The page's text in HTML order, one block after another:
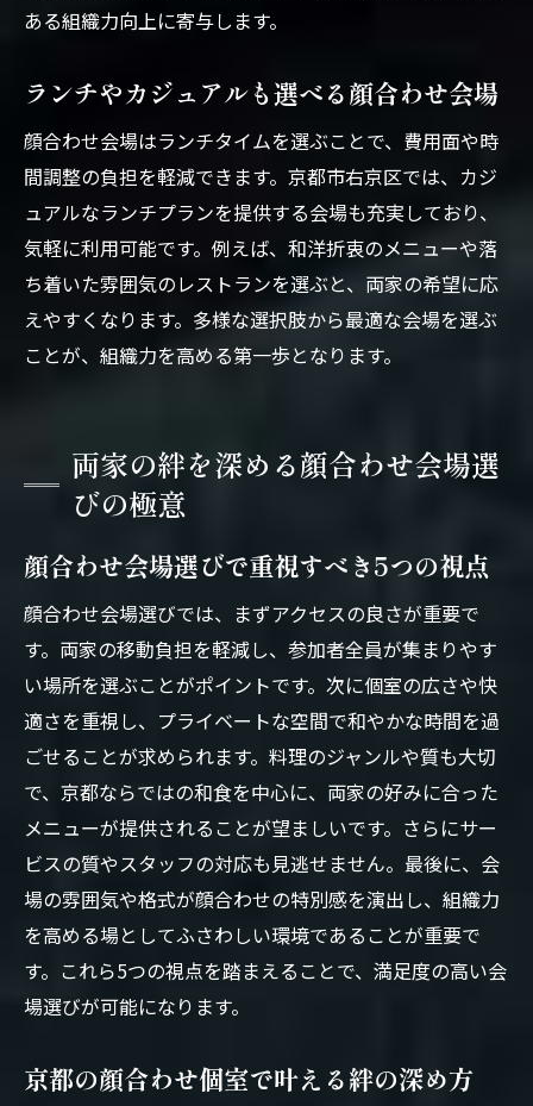
カジュアルプラン選択時の注意点とコツ
両家満足度が高い顔合わせプランの特徴
顔合わせで組織力を高めるプランの選定法
このエリアで理想の顔合わせを実現する方法
顔合わせで理想を叶える事前準備のポイン
ト
京都で両家が満足する顔合わせ実践術紹介
カジュアルにも対応できるエリアの魅力と
は
顔合わせ会場選びで迷わないためのヒント
理想の組織力を築く顔合わせの進め方
ある組織力向上に寄与します。
ランチやカジュアルも選べる顔合わせ会場
顔合わせ会場はランチタイムを選ぶことで、費用面や時
間調整の負担を軽減できます。京都市右京区では、カジ
ュアルなランチプランを提供する会場も充実しており、
気軽に利用可能です。例えば、和洋折衷のメニューや落
ち着いた雰囲気のレストランを選ぶと、両家の希望に応
えやすくなります。多様な選択肢から最適な会場を選ぶ
ことが、組織力を高める第一歩となります。
両家の絆を深める顔合わせ会場選
びの極意
顔合わせ会場選びで重視すべき5つの視点
顔合わせ会場選びでは、まずアクセスの良さが重要で
す。両家の移動負担を軽減し、参加者全員が集まりやす
い場所を選ぶことがポイントです。次に個室の広さや快
適さを重視し、プライベートな空間で和やかな時間を過
ごせることが求められます。料理のジャンルや質も大切
で、京都ならではの和食を中心に、両家の好みに合った
メニューが提供されることが望ましいです。さらにサー
ビスの質やスタッフの対応も見逃せません。最後に、会
場の雰囲気や格式が顔合わせの特別感を演出し、組織力
を高める場としてふさわしい環境であることが重要で
す。これら5つの視点を踏まえることで、満足度の高い会
場選びが可能になります。
京都の顔合わせ個室で叶える絆の深め方